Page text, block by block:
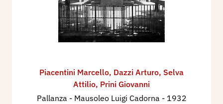
Piacentini Marcello, Dazzi Arturo, Selva
Attilio, Prini Giovanni
Pallanza - Mausoleo Luigi Cadorna - 1932